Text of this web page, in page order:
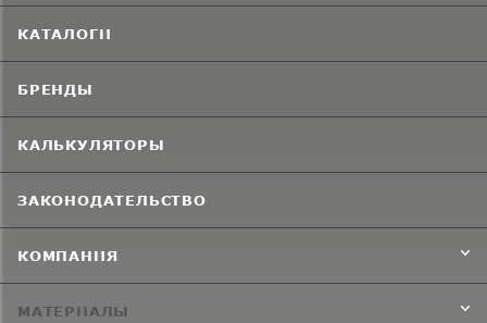
КАТАЛОГИ
БРЕНДЫ
КАЛЬКУЛЯТОРЫ
ЗАКОНОДАТЕЛЬСТВО
КОМПАНИЯ
МАТЕРИАЛЫ